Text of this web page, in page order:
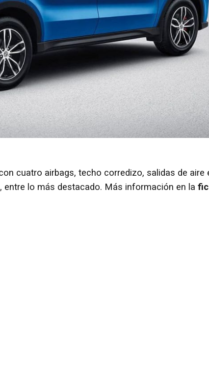
cuatro airbags, techo corredizo, salidas de aire
lo más destacado. Más información en la